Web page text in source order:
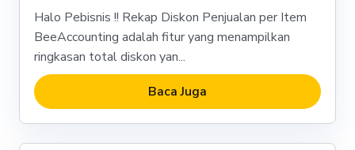
Halo Pebisnis !! Rekap Diskon Penjualan per Item
BeeAccounting adalah fitur yang menampilkan
ringkasan total diskon yan...
Baca Juga